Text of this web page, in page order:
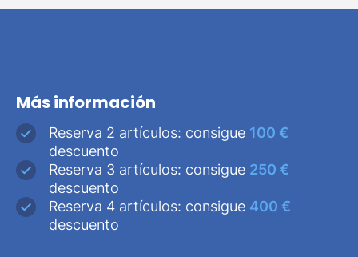
Más información
Reserva 2 artículos: consigue 100 €
descuento
Reserva 3 artículos: consigue 250 €
descuento
Reserva 4 artículos: consigue 400 €
descuento